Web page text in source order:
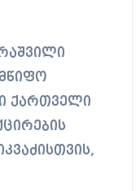
და ვისი
ქართველი